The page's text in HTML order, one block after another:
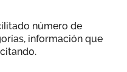
número de
información que